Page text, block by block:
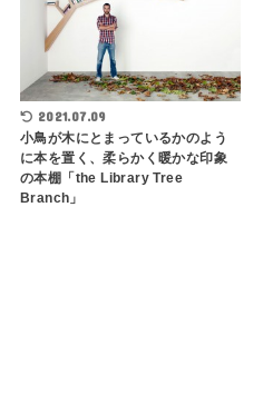
2021.07.09
小鳥が木にとまっているかのよう
に本を置く、柔らかく暖かな印象
の本棚「the Library Tree
Branch」